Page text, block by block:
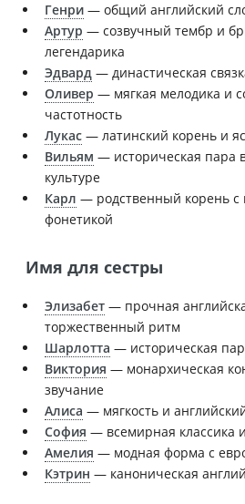
Генри — общий английский
Артур — созвучный тембр и
легендарика
Эдвард — династическая
Оливер — мягкая мелодика и
частотность
Лукас — латинский корень и
Вильям — историческая пара
культуре
Карл — родственный корень с
фонетикой
Имя для сестры
Элизабет — прочная
торжественный ритм
Шарлотта — историческая
Виктория — монархическая
звучание
Алиса — мягкость и
София — всемирная классика
Амелия — модная форма с
Кэтрин — каноническая